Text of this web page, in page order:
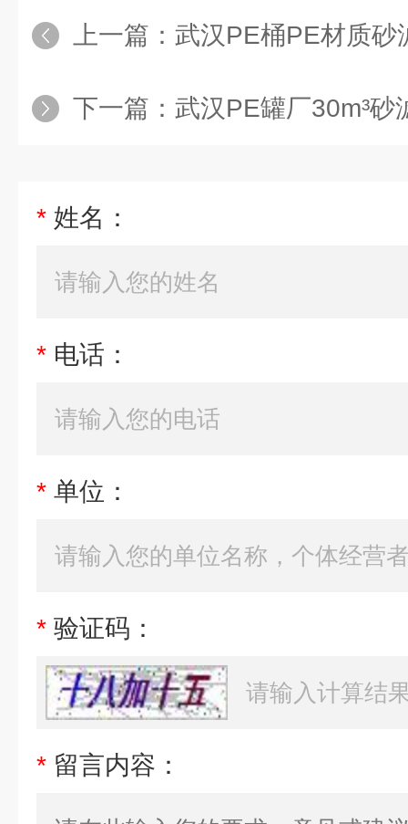
上一篇： 武汉PE桶PE材质砂滤器反
下一篇： 武汉PE罐厂30m³砂滤器反洗
* 姓名：
* 电话：
* 单位：
* 验证码：
* 留言内容：